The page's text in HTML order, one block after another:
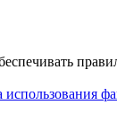
использования